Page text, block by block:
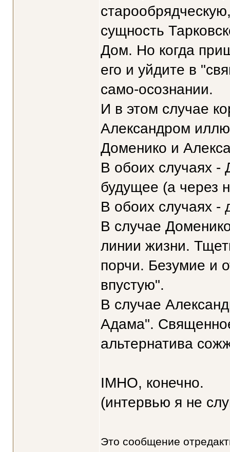
сущность
Дом. Но когда
его и уйдите в
само-осознании.
И в этом случае
Александром
Доменико и
В обоих случаях -
будущее (а через
В обоих случаях -
В случае
линии жизни.
порчи. Безумие и
впустую".
В случае
Адама".
альтернатива
IMHO, конечно.
(интервью я не
Это сообщение